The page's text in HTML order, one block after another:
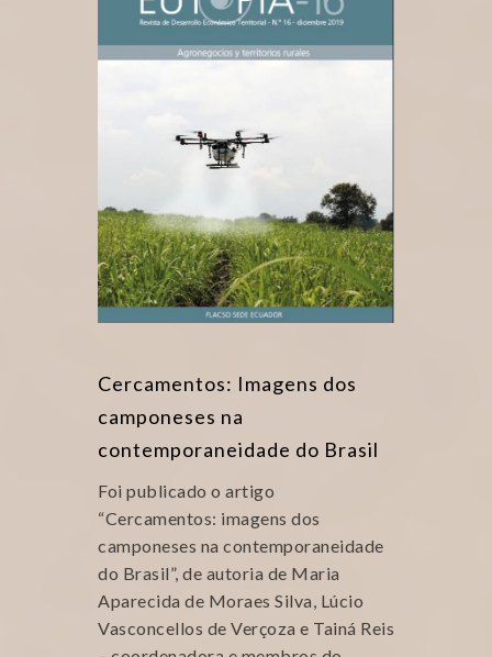
Cercamentos: Imagens dos
camponeses na
contemporaneidade do Brasil
Foi publicado o artigo
“Cercamentos: imagens dos
camponeses na contemporaneidade
do Brasil”, de autoria de Maria
Aparecida de Moraes Silva, Lúcio
Vasconcellos de Verçoza e Tainá Reis